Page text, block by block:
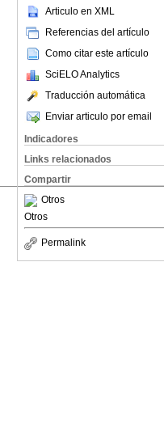
Articulo en XML
Referencias del artículo
Como citar este artículo
SciELO Analytics
Traducción automática
Enviar articulo por email
Indicadores
Links relacionados
Compartir
Otros
Otros
Permalink